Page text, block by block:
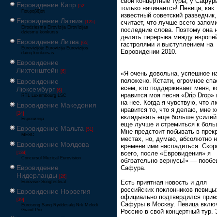
Евровидение Кипр [52]
Γιουροβίζιον
Евровидение Латвия [125]
Eirodziesma Eirovīzija Eirovīzijas
dziesmu konkurss
Евровидение Литва [65]
Eurovizijoje Eurovizija Eurovizijos
dainų konkursas
Евровидение
Лихтенштейн [6]
Евровидение
Люксембург [6]
RTL Luxembourg LSC
Евровидение Македония
[24]
Евровизија
Евровидение Мальта [51]
MESC
Евровидение Молдова
[134]
Concursul Muzical Eurovision
Евровидение
Нидерланды [26]
Eurovisie Songfestival
Евровидение Норвегия
[39]
Eurosong Sang Ryddesalg Nrk Melodi
Grand Prix
только начинается! Певица, как
известный советский разведчик,
считает, что лучше всего
последние слова. Поэтому она
делать перерыва между
гастролями и выступлением на
Евровидении 2010.
«Я очень довольна, успешное
положено. Кстати, огромное
всем, кто поддерживает меня,
нравится моя песня «Drip Drop»
на нее. Когда я чувствую, что
нравится то, что я делаю, мне
вкладывать еще больше
еще лучше и стремиться к
Мне предстоит побывать в
местах, но, думаю, абсолютно
времени ими насладиться.
всего, после «Евровидения» я
обязательно вернусь!» —
Сафура.
Есть приятная новость и для
российских поклонников
официально подтвердился
Сафуры в Москву. Певица
Россию в свой концертный тур.